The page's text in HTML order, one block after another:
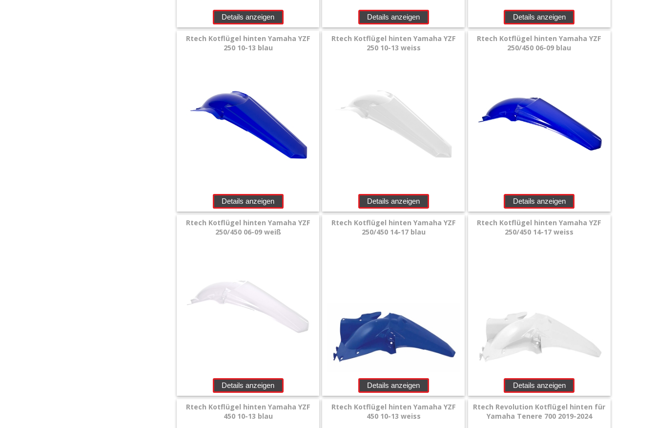
Details anzeigen Details anzeigen Details anzeigen
Rtech Kotflügel hinten Yamaha YZF
250 10-13 blau
Details anzeigen
Rtech Kotflügel hinten Yamaha YZF
250 10-13 weiss
Details anzeigen
Rtech Kotflügel hinten Yamaha YZF
250/450 06-09 blau
Details anzeigen
Rtech Kotflügel hinten Yamaha YZF
250/450 06-09 weiß
Details anzeigen
Rtech Kotflügel hinten Yamaha YZF
250/450 14-17 blau
Details anzeigen
Rtech Kotflügel hinten Yamaha YZF
250/450 14-17 weiss
Details anzeigen
Rtech Kotflügel hinten Yamaha YZF
450 10-13 blau
Rtech Kotflügel hinten Yamaha YZF
450 10-13 weiss
Rtech Revolution Kotflügel hinten für
Yamaha Tenere 700 2019-2024